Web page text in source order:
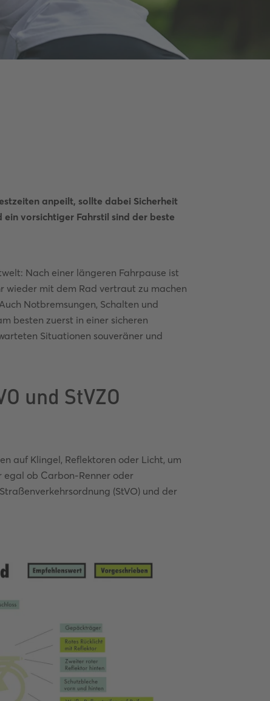
anpeilt, sollte dabei Sicherheit
vorsichtiger Fahrstil sind der beste
Nach einer längeren Fahrpause ist
wieder mit dem Rad vertraut zu machen
Notbremsungen, Schalten und
besten zuerst in einer sicheren
Situationen souveräner und
und StVZO
auf Klingel, Reflektoren oder Licht, um
egal ob Carbon-Renner oder
(StVO) und der